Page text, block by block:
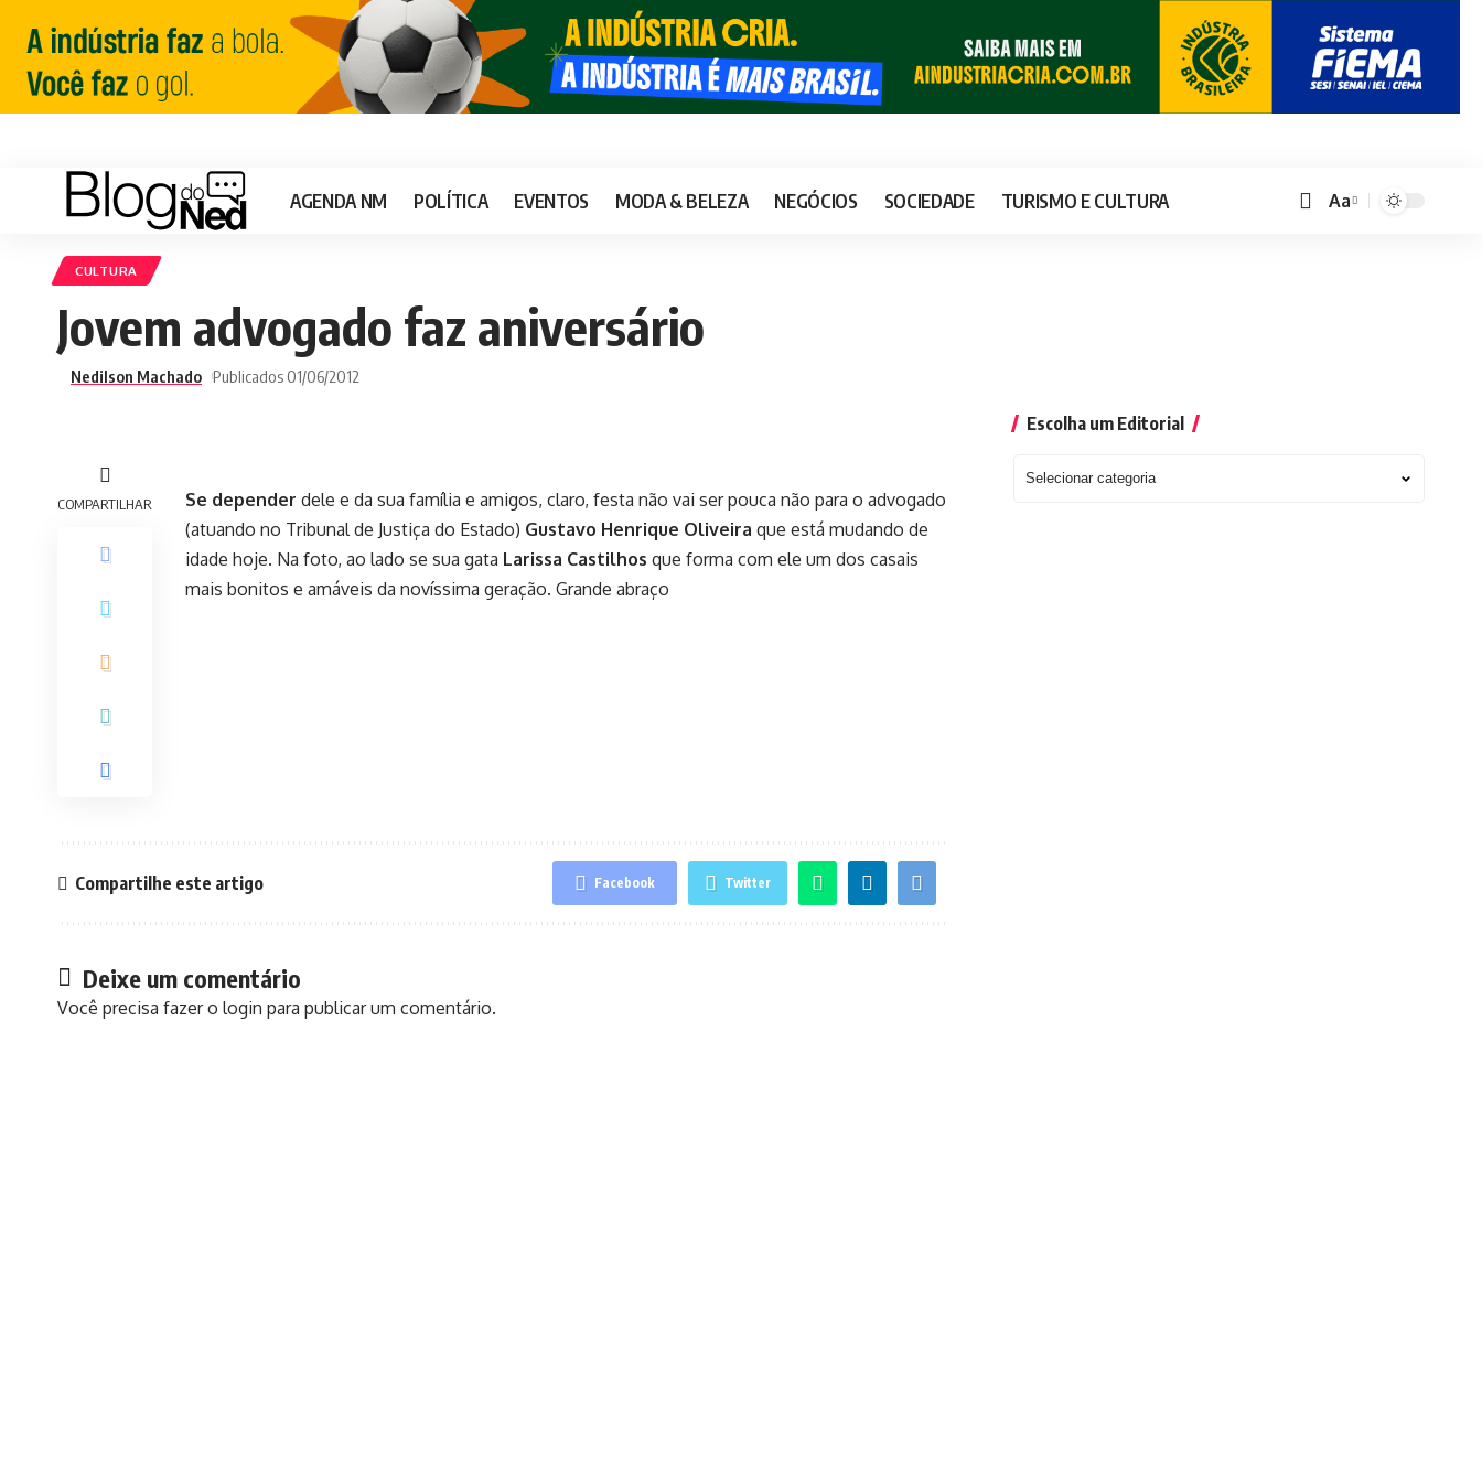
AGENDA NM POLÍTICA EVENTOS MODA & BELEZA NEGÓCIOS SOCIEDADE TURISMO E CULTURA Aa
CULTURA
Jovem advogado faz aniversário
Nedilson Machado Publicados 01/06/2012
COMPARTILHAR Se depender dele e da sua família e amigos, claro, festa não vai ser pouca não para o advogado
(atuando no Tribunal de Justiça do Estado) Gustavo Henrique Oliveira que está mudando de
idade hoje. Na foto, ao lado se sua gata Larissa Castilhos que forma com ele um dos casais
mais bonitos e amáveis da novíssima geração. Grande abraço
Compartilhe este artigo Facebook Twitter
Deixe um comentário
Você precisa fazer o login para publicar um comentário.
Escolha um Editorial
Escolha